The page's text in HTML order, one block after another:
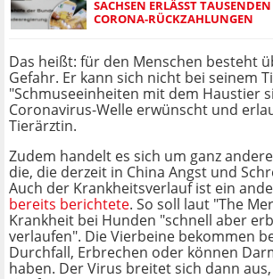
SACHSEN ERLÄSST
CORONA-RÜCKZAHLUNGEN
Das heißt: für den Menschen besteht
Gefahr. Er kann sich nicht bei seinem
"Schmuseeinheiten mit dem Haustier
Coronavirus-Welle erwünscht und
Tierärztin.
Zudem handelt es sich um ganz
die, die derzeit in China Angst und
Auch der Krankheitsverlauf ist ein
bereits berichtete. So soll laut "The
Krankheit bei Hunden "schnell aber
verlaufen". Die Vierbeine bekommen
Durchfall, Erbrechen oder können
haben. Der Virus breitet sich dann